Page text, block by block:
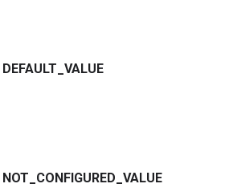
DEFAULT VALUE
NOT CONFIGURED VALUE